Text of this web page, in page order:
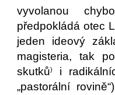
vyvolanou
předpokládá otec
jeden ideový
magisteria, tak
skutků)
i
„pastorální